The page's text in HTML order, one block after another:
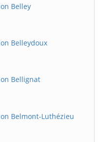
Belley
Belleydoux
Bellignat
Belmont-Luthézieu